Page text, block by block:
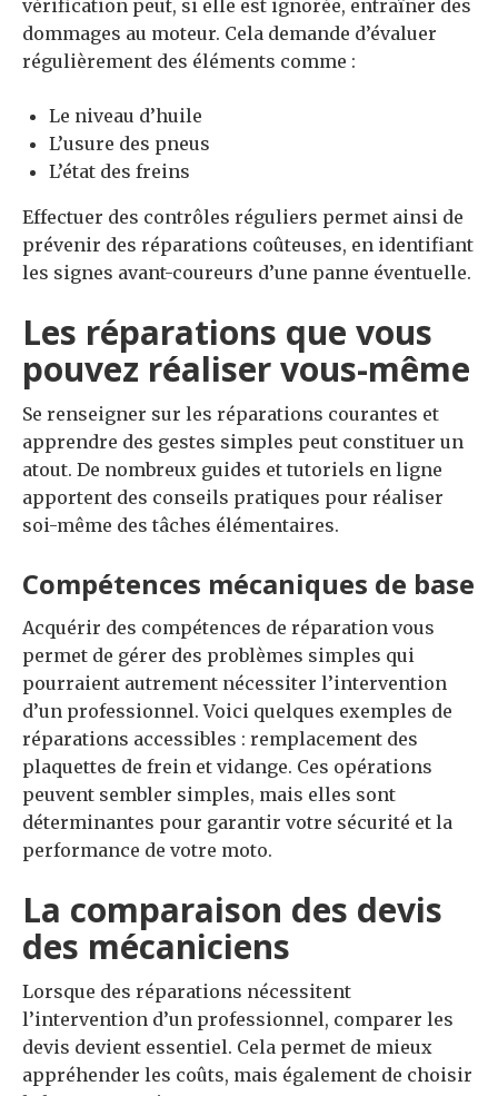
vérification peut, si elle est ignorée, entraîner des
dommages au moteur. Cela demande d’évaluer
régulièrement des éléments comme :
Le niveau d’huile
L’usure des pneus
L’état des freins
Effectuer des contrôles réguliers permet ainsi de
prévenir des réparations coûteuses, en identifiant
les signes avant-coureurs d’une panne éventuelle.
Les réparations que vous
pouvez réaliser vous-même
Se renseigner sur les réparations courantes et
apprendre des gestes simples peut constituer un
atout. De nombreux guides et tutoriels en ligne
apportent des conseils pratiques pour réaliser
soi-même des tâches élémentaires.
Compétences mécaniques de base
Acquérir des compétences de réparation vous
permet de gérer des problèmes simples qui
pourraient autrement nécessiter l’intervention
d’un professionnel. Voici quelques exemples de
réparations accessibles : remplacement des
plaquettes de frein et vidange. Ces opérations
peuvent sembler simples, mais elles sont
déterminantes pour garantir votre sécurité et la
performance de votre moto.
La comparaison des devis
des mécaniciens
Lorsque des réparations nécessitent
l’intervention d’un professionnel, comparer les
devis devient essentiel. Cela permet de mieux
appréhender les coûts, mais également de choisir